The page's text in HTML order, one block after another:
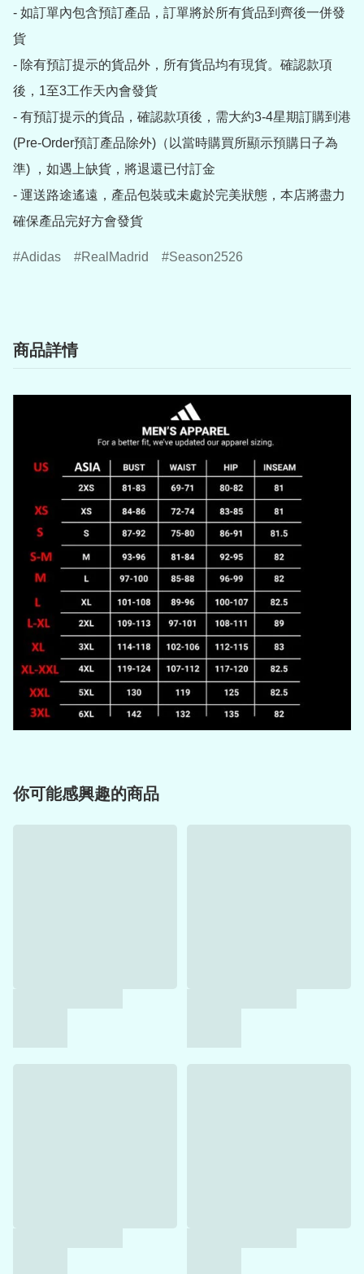
- 如訂單內包含預訂產品，訂單將於所有貨品到齊後一併發
貨
- 除有預訂提示的貨品外，所有貨品均有現貨。確認款項
後，1至3工作天內會發貨
- 有預訂提示的貨品，確認款項後，需大約3-4星期訂購到港
(Pre-Order預訂產品除外)（以當時購買所顯示預購日子為
準) ，如遇上缺貨，將退還已付訂金
- 運送路途遙遠，產品包裝或未處於完美狀態，本店將盡力
確保產品完好方會發貨
Adidas RealMadrid Season2526
商品詳情
你可能感興趣的商品